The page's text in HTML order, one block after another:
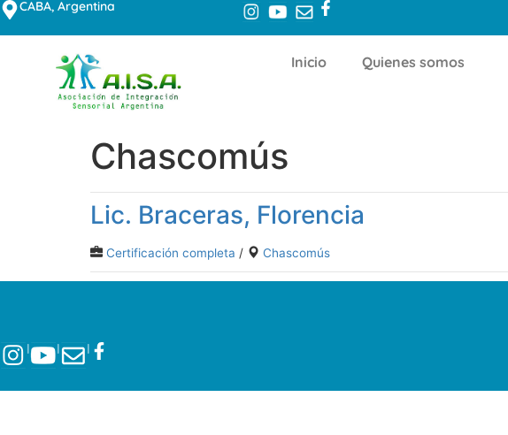
CABA, Argentina
Inicio Quienes somos
Chascomús
Lic. Braceras, Florencia
Certificación completa / Chascomús
l l l